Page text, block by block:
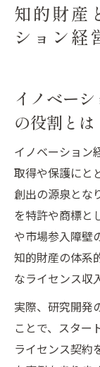
経営
連携術
輸出
イノ
性
経営
理法
イノ
術
知的
習得
イノ
系
経営に活
イノ
知的財産
ション経
イノベー
の役割とは
イノベーション
取得や保護にと
創出の源泉とな
を特許や商標と
や市場参入障壁
知的財産の体系
なライセンス収
実際、研究開発
ことで、スター
ライセンス契約